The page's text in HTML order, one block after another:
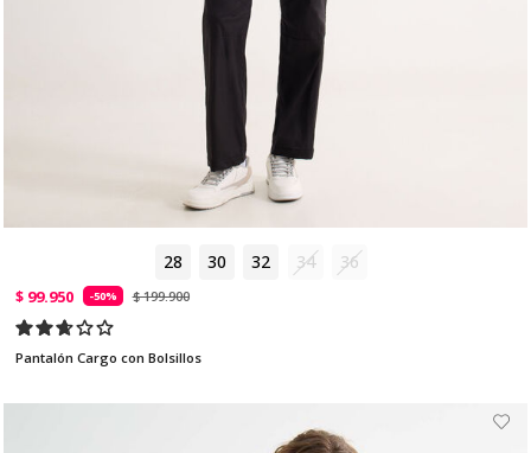
28 30 32 34 36
$ 99.950 -50% $ 199.900
Pantalón Cargo con Bolsillos